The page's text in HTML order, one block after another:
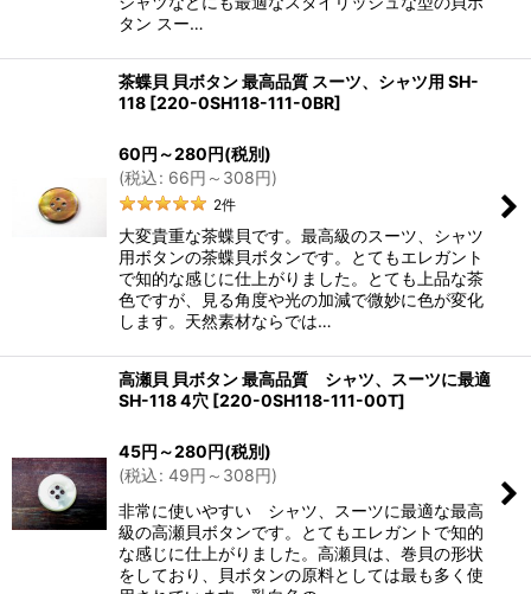
タン スー…
茶蝶貝 貝ボタン 最高品質 スーツ、シャツ用 SH-
118 [220-0SH118-111-0BR]
60円 ～280円(税別)
(税込: 66円 ～308円)
2件
大変貴重な茶蝶貝です。最高級のスーツ、シャツ
用ボタンの茶蝶貝ボタンです。とてもエレガント
で知的な感じに仕上がりました。とても上品な茶
色ですが、見る角度や光の加減で微妙に色が変化
します。天然素材ならでは…
高瀬貝 貝ボタン 最高品質 シャツ、スーツに最適
SH-118 4穴 [220-0SH118-111-00T]
45円 ～280円(税別)
(税込: 49円 ～308円)
非常に使いやすい シャツ、スーツに最適な最高
級の高瀬貝ボタンです。とてもエレガントで知的
な感じに仕上がりました。高瀬貝は、巻貝の形状
をしており、貝ボタンの原料としては最も多く使